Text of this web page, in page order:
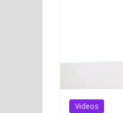
Videos